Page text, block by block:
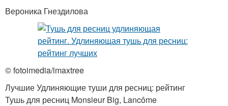
Вероника Гнездилова
© fotoimedia/imaxtree
Лучшие Удлиняющие туши для ресниц: рейтинг
Тушь для ресниц Monsieur Big, Lancôme